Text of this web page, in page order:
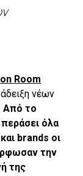
Room
νέων
Από το
όλα
brands οι
την
της